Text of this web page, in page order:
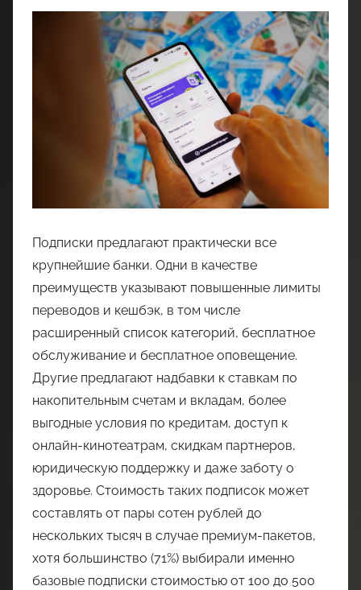
Подписки предлагают практически все
крупнейшие банки. Одни в качестве
преимуществ указывают повышенные лимиты
переводов и кешбэк, в том числе
расширенный список категорий, бесплатное
обслуживание и бесплатное оповещение.
Другие предлагают надбавки к ставкам по
накопительным счетам и вкладам, более
выгодные условия по кредитам, доступ к
онлайн-кинотеатрам, скидкам партнеров,
юридическую поддержку и даже заботу о
здоровье. Стоимость таких подписок может
составлять от пары сотен рублей до
нескольких тысяч в случае премиум-пакетов,
хотя большинство (71%) выбирали именно
базовые подписки стоимостью от 100 до 500